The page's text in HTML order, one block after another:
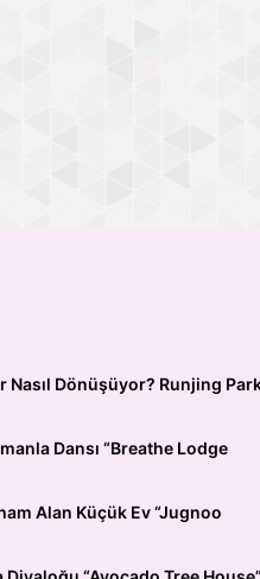
Nasıl Dönüşüyor? Runjing
Dansı “Breathe Lodge
Alan Küçük Ev “Jugnoo